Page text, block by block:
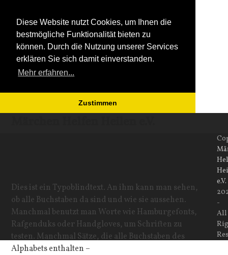
Diese Website nutzt Cookies, um Ihnen die
bestmögliche Funktionalität bieten zu
können. Durch die Nutzung unserer Services
erklären Sie sich damit einverstanden.
Mehr erfahren...
Zustimmen
Dies ist ein Typoblindtext. An ihm kann man sehen,
ob alle Buchstaben da sind und wie sie aussehen.
Manchmal benutzt man Worte wie Hamburgefonts,
Rafgenduks oder Handgloves, um Schriften zu
testen. Manchmal Sätze, die alle Buchstaben des
Alphabets enthalten –
e.V.
-
All